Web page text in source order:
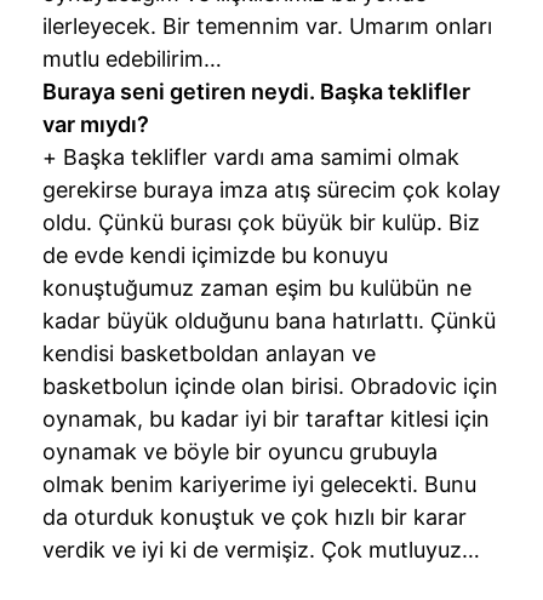
verileriniz işlenmekte olup gerekli olan çerezler bilgi
toplumu hizmetlerinin sunulması amacıyla
kullanılmaktadır. Diğer çerezler, sitemizin daha işlevsel
kılınması ve kişiselleştirilmesi ve sizlere yönelik
reklam/pazarlama faaliyetlerinin yapılması, amaçlarıyla
sınırlı olarak açık rızanız dahilinde kullanılacaktır.
Çerezlere ilişkin tercihlerinizi aşağıda yer alan panel
vasıtasıyla belirleyebilirsiniz. Çerezlere ilişkin detaylı bilgi
için Ayarlar butonuna tıklayabilir,Çerez Bilgilendirme
Metnimiziziyaret edebilirsiniz.
6698 sayılı Kişisel Verilerin Korunması Kanunu uyarınca
hazırlanmış Aydınlatma Metnimizi okumak ve sitemizde
ilgili mevzuata uygun olarak kullanılan çerezlerle ilgili bilgi
almak için lütfen
tıklayınız .
ilerleyecek. Bir temennim var. Umarım onları
mutlu edebilirim…
Buraya seni getiren neydi. Başka teklifler
var mıydı?
+ Başka teklifler vardı ama samimi olmak
gerekirse buraya imza atış sürecim çok kolay
oldu. Çünkü burası çok büyük bir kulüp. Biz
de evde kendi içimizde bu konuyu
konuştuğumuz zaman eşim bu kulübün ne
kadar büyük olduğunu bana hatırlattı. Çünkü
kendisi basketboldan anlayan ve
basketbolun içinde olan birisi. Obradovic için
oynamak, bu kadar iyi bir taraftar kitlesi için
oynamak ve böyle bir oyuncu grubuyla
olmak benim kariyerime iyi gelecekti. Bunu
da oturduk konuştuk ve çok hızlı bir karar
verdik ve iyi ki de vermişiz. Çok mutluyuz…